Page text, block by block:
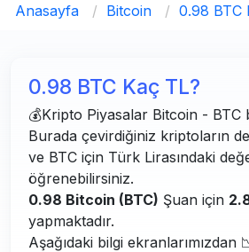
Anasayfa / Bitcoin / 0.98 BTC
0.98 BTC Kaç TL?
💰Kripto Piyasalar Bitcoin - BTC
Burada çevirdiğiniz kriptoların
ve BTC için Türk Lirasındaki
öğrenebilirsiniz.
0.98 Bitcoin (BTC) Şuan için
yapmaktadır.
Aşağıdaki bilgi ekranlarımızdan